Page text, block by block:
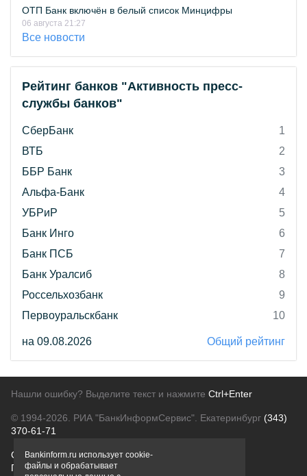
ОТП Банк включён в белый список Минцифры
06 августа 21:27
Все новости
Рейтинг банков "Активность пресс-
службы банков"
СберБанк
1
ВТБ
2
ББР Банк
3
Альфа-Банк
4
УБРиР
5
Банк Инго
6
Банк ПСБ
7
Банк Уралсиб
8
Россельхозбанк
9
Первоуральскбанк
10
на 09.08.2026 Общий рейтинг
Нашли ошибку? Выделите текст и нажмите Ctrl+Enter
© 1994-2026. РИА "БанкИнформСервис". Екатеринбург (343)
370-61-71
О проектеПолитика конфиденциальности
Правовая информацияДля рекламодателей
Bankinform.ru использует cookie-
файлы и обрабатывает